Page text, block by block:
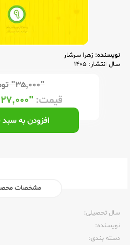
نویسنده: زهرا سرشار
سال انتشار: 1405
"۳۵,۰۰۰"
قیمت: "۲۷,۰۰۰"
افزودن به
مشخصات
سال تحصیلی:‌
نویسنده:‌
دسته بندی: